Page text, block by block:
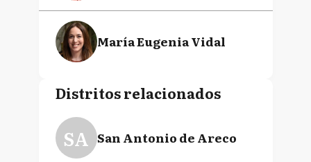
María Eugenia Vidal
Distritos relacionados
SA San Antonio de Areco